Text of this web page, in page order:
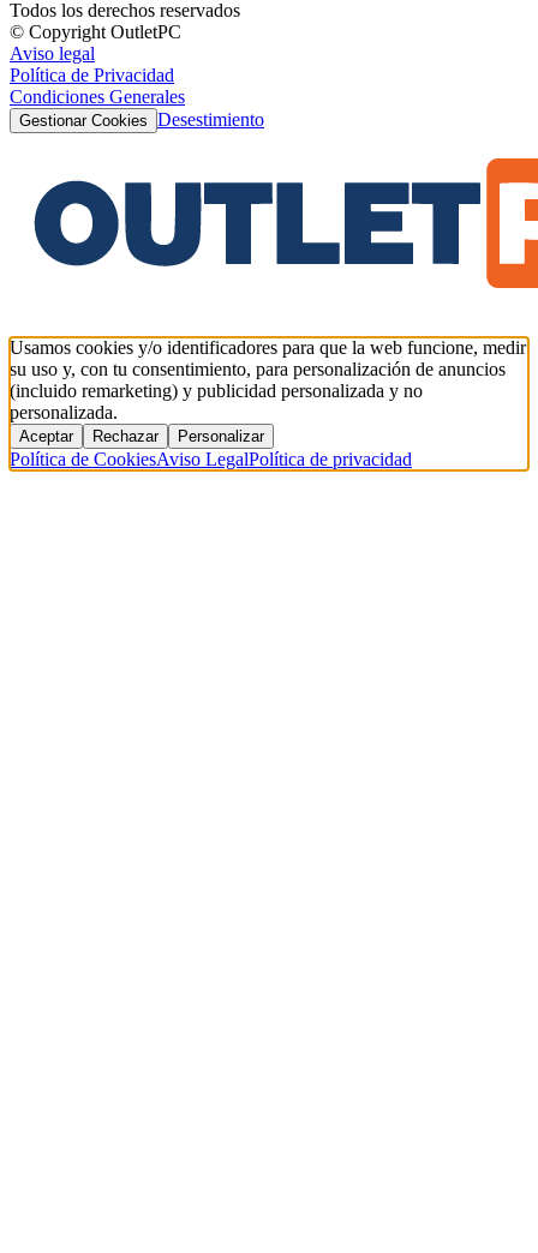
Todos los derechos reservados
© Copyright OutletPC
Aviso legal
Política de Privacidad
Condiciones Generales
Gestionar Cookies Desestimiento
Usamos cookies y/o identificadores para que la web funcione, medir
su uso y, con tu consentimiento, para personalización de anuncios
(incluido remarketing) y publicidad personalizada y no
personalizada.
Aceptar Rechazar Personalizar
Política de CookiesAviso LegalPolítica de privacidad